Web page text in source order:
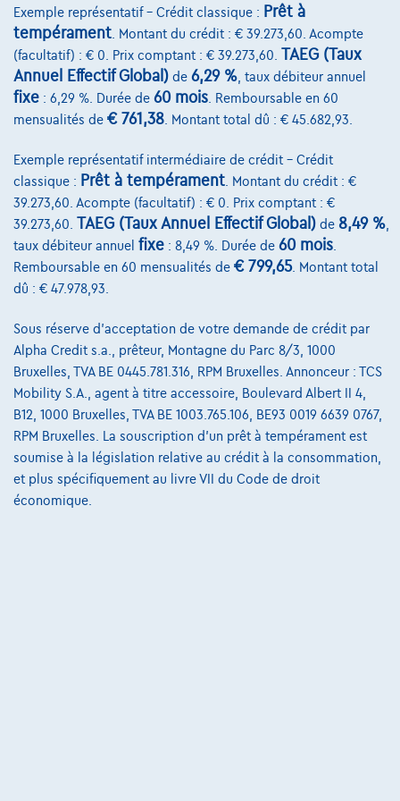
Exemple représentatif – Crédit classique : Prêt à
tempérament . Montant du crédit : € 39.273,60. Acompte
(facultatif) : € 0. Prix comptant : € 39.273,60. TAEG (Taux
Annuel Effectif Global) de 6,29 % , taux débiteur annuel
fixe : 6,29 %. Durée de 60 mois . Remboursable en 60
mensualités de € 761,38 . Montant total dû : € 45.682,93.
Exemple représentatif intermédiaire de crédit – Crédit
classique : Prêt à tempérament . Montant du crédit : €
39.273,60. Acompte (facultatif) : € 0. Prix comptant : €
39.273,60. TAEG (Taux Annuel Effectif Global) de 8,49 %
taux débiteur annuel fixe : 8,49 %. Durée de 60 mois
Remboursable en 60 mensualités de € 799,65. Montant total
dû : € 47.978,93.
Sous réserve d'acceptation de votre demande de crédit par
Alpha Credit s.a., prêteur, Montagne du Parc 8/3, 1000
Bruxelles, TVA BE 0445.781.316, RPM Bruxelles. Annonceur : TCS
Mobility S.A., agent à titre accessoire, Boulevard Albert II 4,
B12, 1000 Bruxelles, TVA BE 1003.765.106, BE93 0019 6639 0767,
RPM Bruxelles. La souscription d'un prêt à tempérament est
soumise à la législation relative au crédit à la consommation,
et plus spécifiquement au livre VII du Code de droit
économique.
Services & Solutions
Assistance dépannage
Assurance auto
Leasing
Sur Nous
Devenez client
Qui nous sommes
Charte de qualité
Nos dealers
Nos partenaires
Notre équipe
Contact